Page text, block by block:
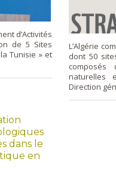
d’Activités
de 5 Sites
Tunisie » et
L’Algérie
dont 50
composés
naturelles
Direction
dans le
en